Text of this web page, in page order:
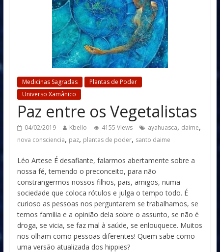
Medicinas Sagradas
Plantas de Poder
Universo Xamânico
Paz entre os Vegetalistas
04/02/2019 Kbello 4155 Views ayahuasca, daime,
nova consciencia, paz, plantas de poder, santo daime
Léo Artese É desafiante, falarmos abertamente sobre a
nossa fé, temendo o preconceito, para não
constrangermos nossos filhos, pais, amigos, numa
sociedade que coloca rótulos e julga o tempo todo. É
curioso as pessoas nos perguntarem se trabalhamos, se
temos família e a opinião dela sobre o assunto, se não é
droga, se vicia, se faz mal à saúde, se enlouquece. Muitos
nos olham como pessoas diferentes! Quem sabe como
uma versão atualizada dos hippies?